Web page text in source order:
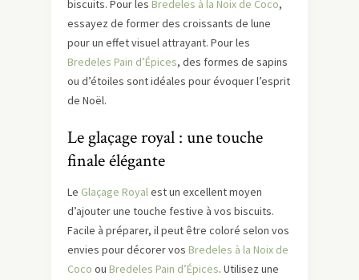
biscuits. Pour les Bredeles à la Noix de Coco,
essayez de former des croissants de lune
pour un effet visuel attrayant. Pour les
Bredeles Pain d’Épices, des formes de sapins
ou d’étoiles sont idéales pour évoquer l’esprit
de Noël.
Le glaçage royal : une touche
finale élégante
Le Glaçage Royalest un excellent moyen
d’ajouter une touche festive à vos biscuits.
Facile à préparer, il peut être coloré selon vos
envies pour décorer vos Bredeles à la Noix de
Coco ou Bredeles Pain d’Épices. Utilisez une